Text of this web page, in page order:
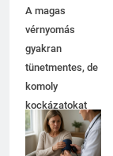
A magas
vérnyomás
gyakran
tünetmentes, de
komoly
kockázatokat
rejt. Fontos a
rendszeres